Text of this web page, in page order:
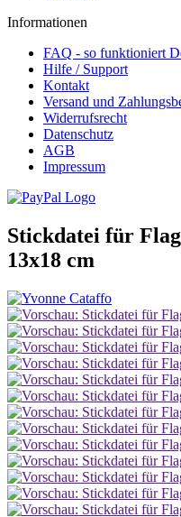
Informationen
FAQ - so funktioniert
Hilfe / Support
Kontakt
Versand und
Widerrufsrecht
Datenschutz
AGB
Impressum
Stickdatei für
13x18 cm